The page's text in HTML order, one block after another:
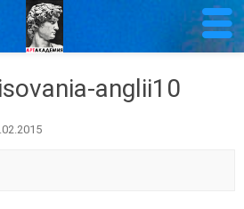
anglii10